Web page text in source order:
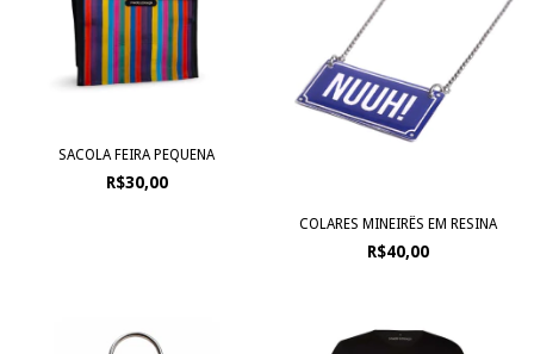
SACOLA FEIRA PEQUENA
R$30,00
COLARES MINEIRÊS EM RESINA
R$40,00